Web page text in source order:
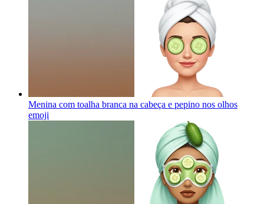
Menina com toalha branca na cabeça e pepino nos olhos
emoji